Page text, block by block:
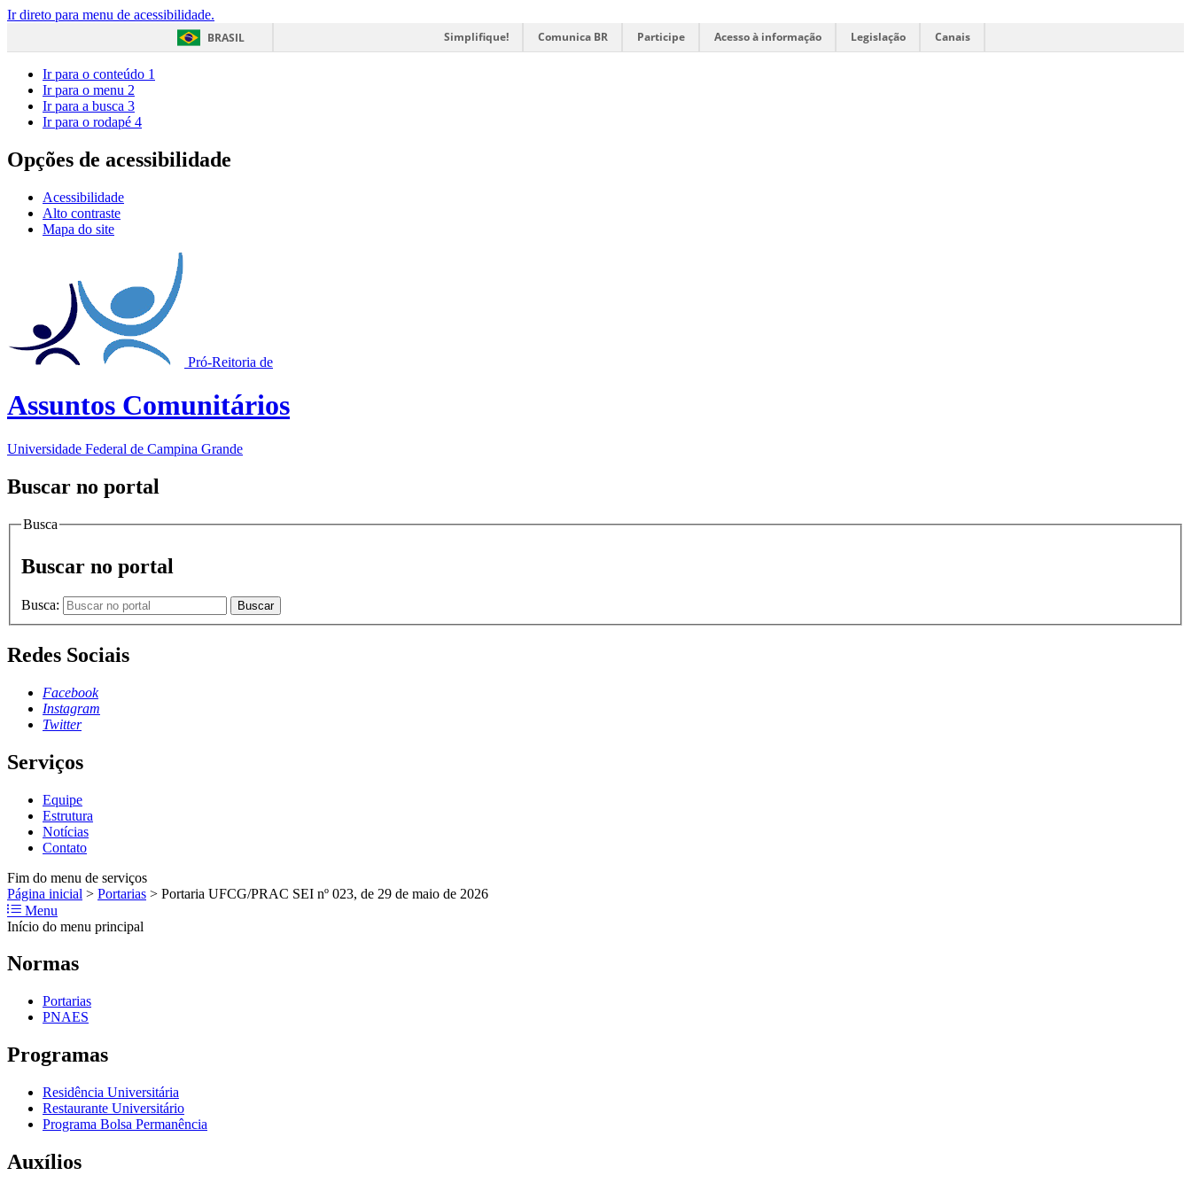
Ir direto para menu de acessibilidade.
BRASIL
Simplifique! Comunica BR Participe Acesso à informação Legislação Canais
Ir para o conteúdo 1
Ir para o menu 2
Ir para a busca 3
Ir para o rodapé 4
Opções de acessibilidade
Acessibilidade
Alto contraste
Mapa do site
Pró-Reitoria de
Assuntos Comunitários
Universidade Federal de Campina Grande
Buscar no portal
Busca
Buscar no portal
Busca: Buscar
Redes Sociais
Facebook
Instagram
Twitter
Serviços
Equipe
Estrutura
Notícias
Contato
Fim do menu de serviços
Página inicial > Portarias > Portaria UFCG/PRAC SEI nº 023, de 29 de maio de 2026
Menu
Início do menu principal
Normas
Portarias
PNAES
Programas
Residência Universitária
Restaurante Universitário
Programa Bolsa Permanência
Auxílios